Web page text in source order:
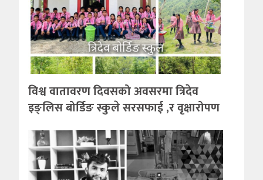
विश्व वातावरण दिवसको अवसरमा त्रिदेव
इङ्लिस बोर्डिङ स्कुले सरसफाई ,र वृक्षारोपण